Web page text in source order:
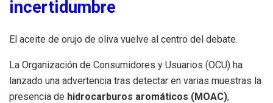
incertidumbre
El aceite de orujo de oliva vuelve al centro del debate.
La Organización de Consumidores y Usuarios (OCU) ha
lanzado una advertencia tras detectar en varias muestras la
presencia de hidrocarburos aromáticos (MOAC),